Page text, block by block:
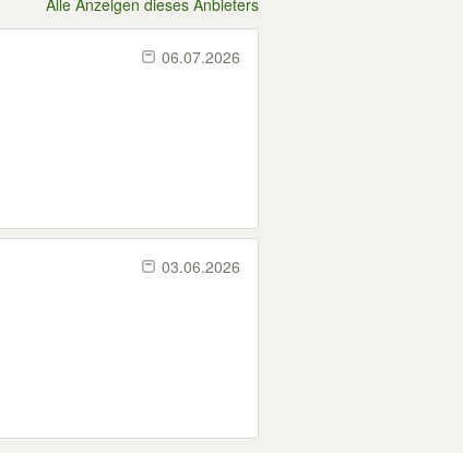
Alle Anzeigen dieses Anbieters
06.07.2026
03.06.2026